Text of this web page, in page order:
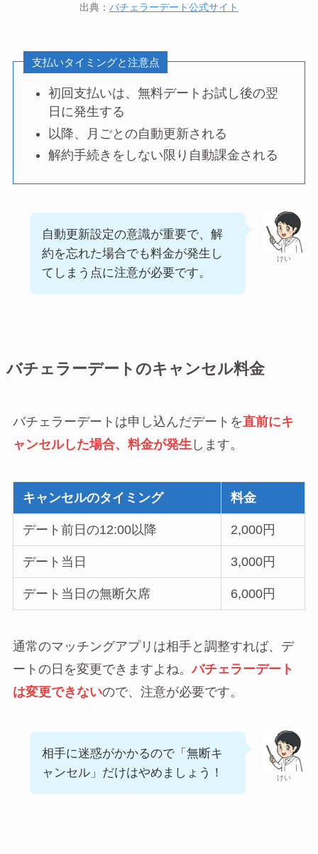
出典： バチェラーデート公式サイト
支払いタイミングと注意点
初回支払いは、無料デートお試し後の翌
日に発生する
以降、月ごとの自動更新される
解約手続きをしない限り自動課金される
けい
自動更新設定の意識が重要で、解
約を忘れた場合でも料金が発生し
てしまう点に注意が必要です。
バチェラーデートのキャンセル料金
バチェラーデートは申し込んだデートを直前にキ
ャンセルした場合、料金が発生 します。
キャンセルのタイミング 料金
デート前日の12:00以降 2,000円
デート当日 3,000円
デート当日の無断欠席 6,000円
通常のマッチングアプリは相手と調整すれば、デ
ートの日を変更できますよね。バチェラーデート
は変更できないので、注意が必要です。
けい
相手に迷惑がかかるので「無断キ
ャンセル」だけはやめましょう！